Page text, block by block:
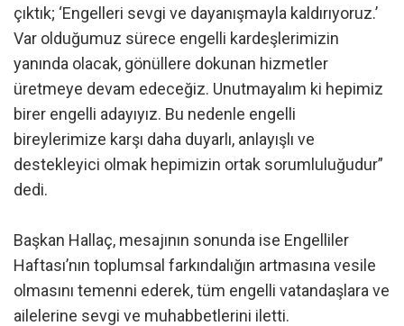
çıktık; ‘Engelleri sevgi ve dayanışmayla kaldırıyoruz.’
Var olduğumuz sürece engelli kardeşlerimizin
yanında olacak, gönüllere dokunan hizmetler
üretmeye devam edeceğiz. Unutmayalım ki hepimiz
birer engelli adayıyız. Bu nedenle engelli
bireylerimize karşı daha duyarlı, anlayışlı ve
destekleyici olmak hepimizin ortak sorumluluğudur”
dedi.
Başkan Hallaç, mesajının sonunda ise Engelliler
Haftası’nın toplumsal farkındalığın artmasına vesile
olmasını temenni ederek, tüm engelli vatandaşlara ve
ailelerine sevgi ve muhabbetlerini iletti.